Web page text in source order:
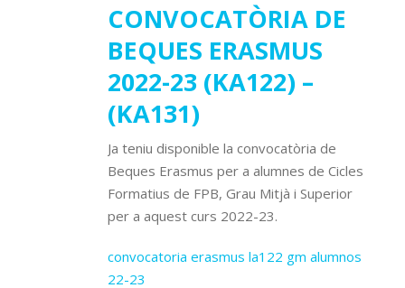
CONVOCATÒRIA DE
BEQUES ERASMUS
2022-23 (KA122) –
(KA131)
Ja teniu disponible la convocatòria de
Beques Erasmus per a alumnes de Cicles
Formatius de FPB, Grau Mitjà i Superior
per a aquest curs 2022-23.
convocatoria erasmus la122 gm alumnos
22-23